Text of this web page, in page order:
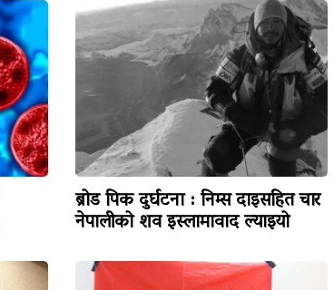
ब्रोड पिक दुर्घटना : निम्स दाइसहित चार
नेपालीको शव इस्लामावाद ल्याइयो